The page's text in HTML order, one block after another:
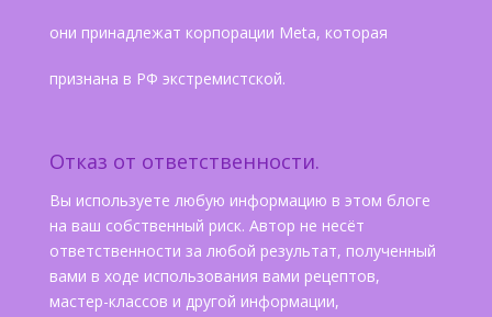
они принадлежат корпорации Meta, которая
признана в РФ экстремистской.
Отказ от ответственности.
Вы используете любую информацию в этом блоге
на ваш собственный риск. Автор не несёт
ответственности за любой результат, полученный
вами в ходе использования вами рецептов,
мастер-классов и другой информации,